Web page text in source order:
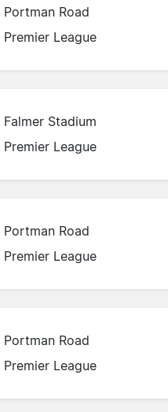
Portman Road
Premier League
Falmer Stadium
Premier League
Portman Road
Premier League
Portman Road
Premier League